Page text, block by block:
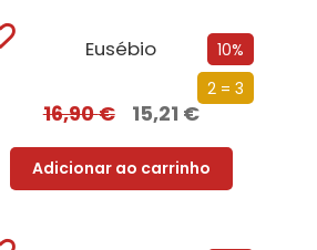
10%
2 = 3
Eusébio
16,90€ 15,21 €
Adicionar ao carrinho